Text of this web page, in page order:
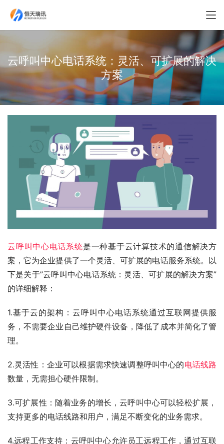
云呼叫中心电话系统：灵活、可扩展的解决
方案
云呼叫中心电话系统是一种基于云计算技术的通信解决方
案，它为企业提供了一个灵活、可扩展的电话服务系统。以
下是关于”云呼叫中心电话系统：灵活、可扩展的解决方案”
的详细解释：
1.基于云的架构：云呼叫中心电话系统通过互联网提供服
务，不需要企业自己维护硬件设备，降低了成本并简化了管
理。
2.灵活性：企业可以根据需求快速调整呼叫中心的电话线路
数量，无需担心硬件限制。
3.可扩展性：随着业务的增长，云呼叫中心可以轻松扩展，
支持更多的电话线路和用户，满足不断变化的业务需求。
4.远程工作支持：云呼叫中心允许员工远程工作，通过互联